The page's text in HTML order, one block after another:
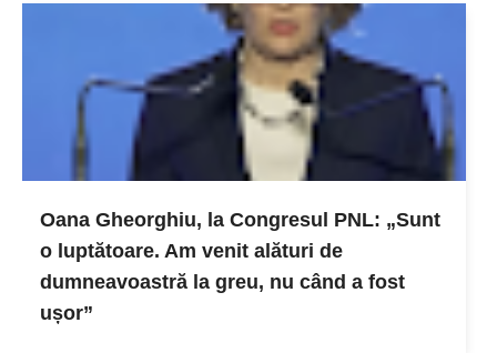
Oana Gheorghiu, la Congresul PNL: „Sunt
o luptătoare. Am venit alături de
dumneavoastră la greu, nu când a fost
ușor”